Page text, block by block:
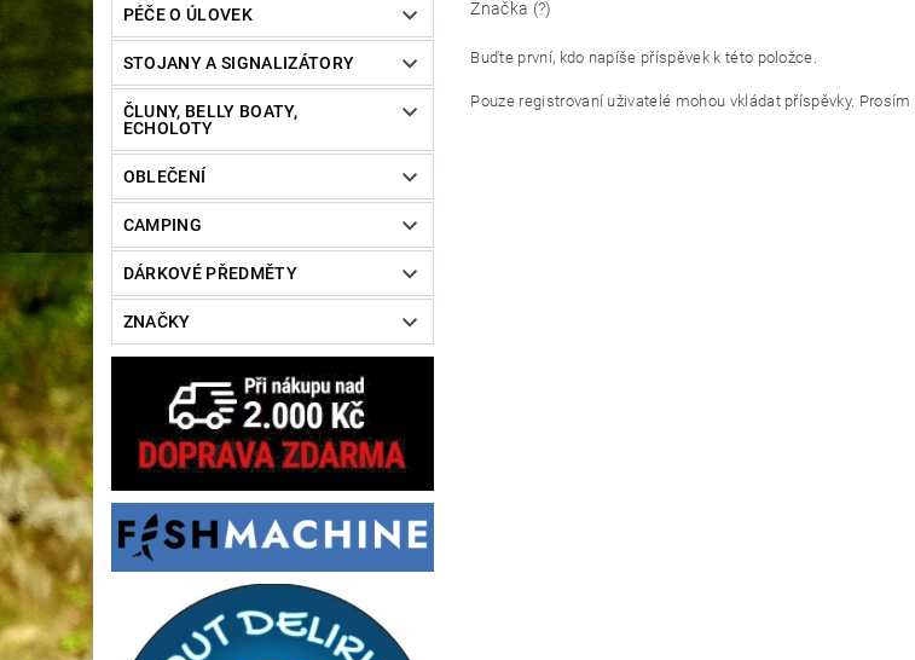
PÉČE O ÚLOVEK
STOJANY A SIGNALIZÁTORY
ČLUNY, BELLY BOATY,
ECHOLOTY
OBLEČENÍ
CAMPING
DÁRKOVÉ PŘEDMĚTY
ZNAČKY
Značka (?)
Buďte první, kdo napíše příspěvek k této položce.
Pouze registrovaní uživatelé mohou vkládat příspěvky. Prosím